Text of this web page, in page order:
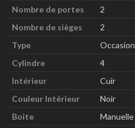
Nombre de portes
2
Nombre de sièges
2
Type
Occasion
Cylindre
4
Intérieur
Cuir
Couleur Intérieur
Noir
Boite
Manuelle